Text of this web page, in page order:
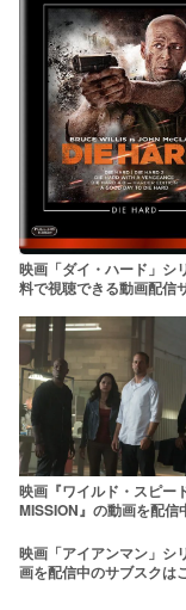
映画「ダイ・ハード」シ
料で視聴できる動画配信
映画『ワイルド・スピー
MISSION』の動画を配信
映画「アイアンマン」シ
画を配信中のサブスクは